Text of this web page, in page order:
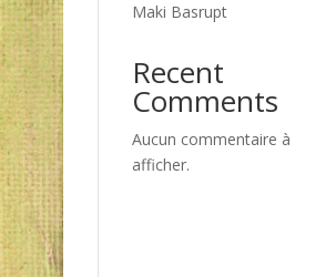
Maki Basrupt
Recent
Comments
Aucun commentaire à
afficher.